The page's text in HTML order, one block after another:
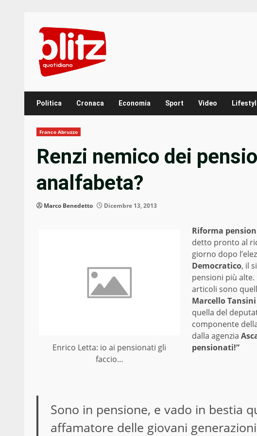
content
Politica Cronaca Economia Sport Video
Franco Abruzzo
Renzi nemico dei
analfabeta?
Marco Benedetto Dicembre 13, 2013
Enrico Letta: io ai pensionati gli
faccio…
Riforma
detto pronto al
giorno dopo
Democratico, il
pensioni più
articoli sono
Marcello
quella del
componente
dalla agenzia
pensionati!”
Sono in pensione, e vado in bestia
affamatore delle giovani